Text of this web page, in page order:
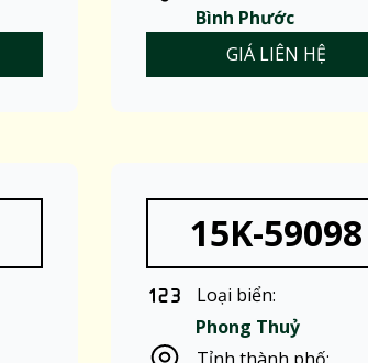
Bình Phước
GIÁ LIÊN HỆ
15K-59098
Loại biển:
Phong Thuỷ